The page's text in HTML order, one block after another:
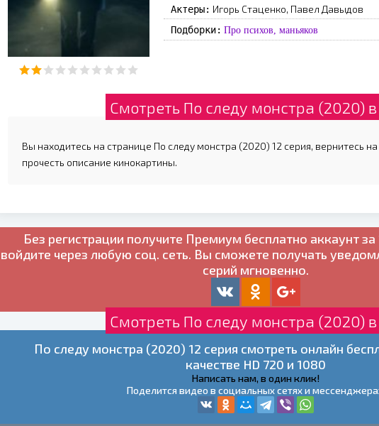
Актеры: Игорь Стаценко, Павел Давыдов
Подборки: Про психов, маньяков
Смотреть По следу монстра (2020) в
Вы находитесь на странице По следу монстра (2020) 12 серия, вернитесь
прочесть описание кинокартины.
Без регистрации получите Премиум бесплатно аккаунт
войдите через любую соц. сеть. Вы сможете получать
серий мгновенно.
Смотреть По следу монстра (2020) в
По следу монстра (2020) 12 серия смотреть онлайн
качестве HD 720 и 1080
Написать нам, в один клик!
Поделится видео в социальных сетях и